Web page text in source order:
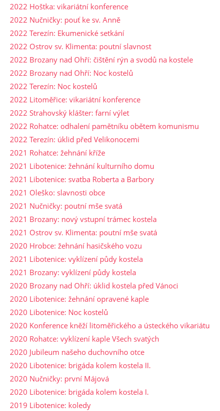
2022 Hoštka: vikariátní konference
2022 Nučničky: pouť ke sv. Anně
2022 Terezín: Ekumenické setkání
2022 Ostrov sv. Klimenta: poutní slavnost
2022 Brozany nad Ohří: čištění rýn a svodů na kostele
2022 Brozany nad Ohří: Noc kostelů
2022 Terezín: Noc kostelů
2022 Litoměřice: vikariátní konference
2022 Strahovský klášter: farní výlet
2022 Rohatce: odhalení pamětníku obětem komunismu
2022 Terezín: úklid před Velikonocemi
2021 Rohatce: žehnání kříže
2021 Libotenice: žehnání kulturního domu
2021 Libotenice: svatba Roberta a Barbory
2021 Oleško: slavnosti obce
2021 Nučničky: poutní mše svatá
2021 Brozany: nový vstupní trámec kostela
2021 Ostrov sv. Klimenta: poutní mše svatá
2020 Hrobce: žehnání hasičského vozu
2021 Libotenice: vyklízení půdy kostela
2021 Brozany: vyklízení půdy kostela
2020 Brozany nad Ohří: úklid kostela před Vánoci
2020 Libotenice: žehnání opravené kaple
2020 Libotenice: Noc kostelů
2020 Konference kněží litoměřického a ústeckého vikariátu
2020 Rohatce: vyklízení kaple Všech svatých
2020 Jubileum našeho duchovního otce
2020 Libotenice: brigáda kolem kostela II.
2020 Nučničky: první Májová
2020 Libotenice: brigáda kolem kostela I.
2019 Libotenice: koledy